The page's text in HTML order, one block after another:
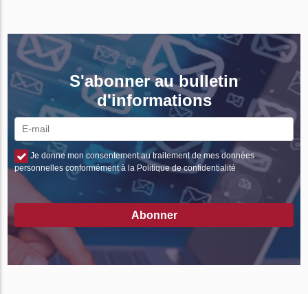
S'abonner au bulletin
d'informations
Je donne mon consentement au traitement de mes données
personnelles conformément à la Politique de confidentialité
Abonner